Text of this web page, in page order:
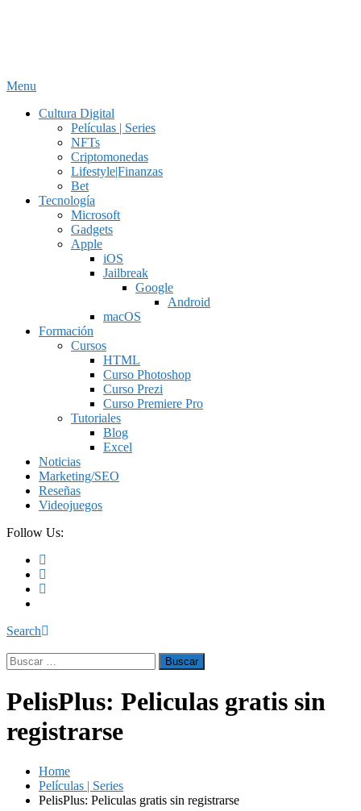
Menu
Cultura Digital
Películas | Series
NFTs
Criptomonedas
Lifestyle|Finanzas
Bet
Tecnología
Microsoft
Gadgets
Apple
iOS
Jailbreak
Google
Android
macOS
Formación
Cursos
HTML
Curso Photoshop
Curso Prezi
Curso Premiere Pro
Tutoriales
Blog
Excel
Noticias
Marketing/SEO
Reseñas
Videojuegos
Follow Us:
Search
Buscar:
PelisPlus: Peliculas gratis sin
registrarse
Home
Películas | Series
PelisPlus: Peliculas gratis sin registrarse